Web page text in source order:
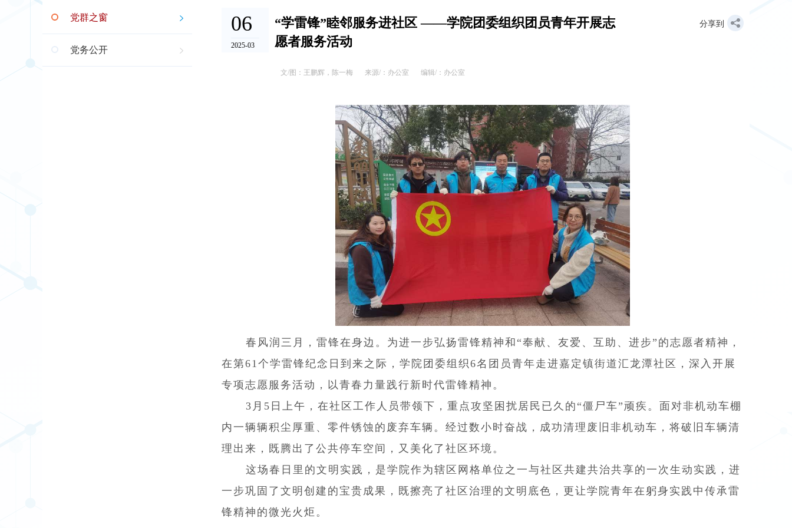
党群之窗
党务公开
06
2025-03
“学雷锋”睦邻服务进社区 ——学院团委组织团员青年开展志
愿者服务活动
文/图：王鹏辉，陈一梅 来源/：办公室 编辑/：办公室
分享到
春风润三月，雷锋在身边。为进一步弘扬雷锋精神和“奉献、友爱、互助、进步”的志愿者精神，
在第61个学雷锋纪念日到来之际，学院团委组织6名团员青年走进嘉定镇街道汇龙潭社区，深入开展
专项志愿服务活动，以青春力量践行新时代雷锋精神。
3月5日上午，在社区工作人员带领下，重点攻坚困扰居民已久的“僵尸车”顽疾。面对非机动车棚
内一辆辆积尘厚重、零件锈蚀的废弃车辆。经过数小时奋战，成功清理废旧非机动车，将破旧车辆清
理出来，既腾出了公共停车空间，又美化了社区环境。
这场春日里的文明实践，是学院作为辖区网格单位之一与社区共建共治共享的一次生动实践，进
一步巩固了文明创建的宝贵成果，既擦亮了社区治理的文明底色，更让学院青年在躬身实践中传承雷
锋精神的微光火炬。